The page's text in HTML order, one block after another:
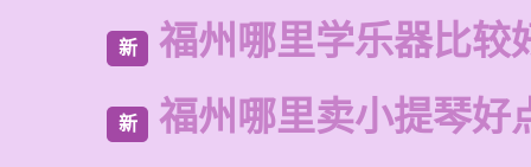
新 福州哪里学乐器比较
新 福州哪里卖小提琴好